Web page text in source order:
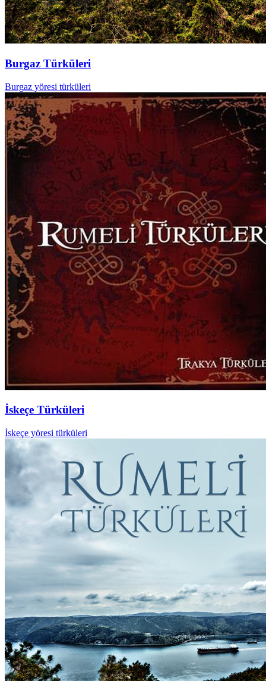
Burgaz Türküleri
Burgaz yöresi türküleri
İskeçe Türküleri
İskeçe yöresi türküleri